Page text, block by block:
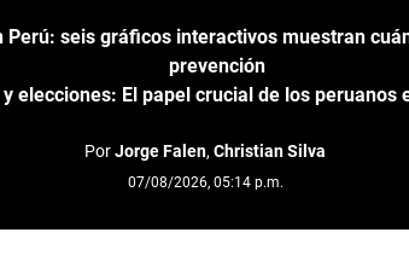
Perú: seis gráficos interactivos muestran
prevención
y elecciones: El papel crucial de los peruanos
PorJorge Falen, Christian Silva
07/08/2026, 05:14 p.m.